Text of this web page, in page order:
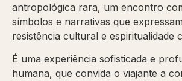
antropológica rara, um encontro
símbolos e narrativas que
resistência cultural e espiritualidade
É uma experiência sofisticada e
humana, que convida o viajante a